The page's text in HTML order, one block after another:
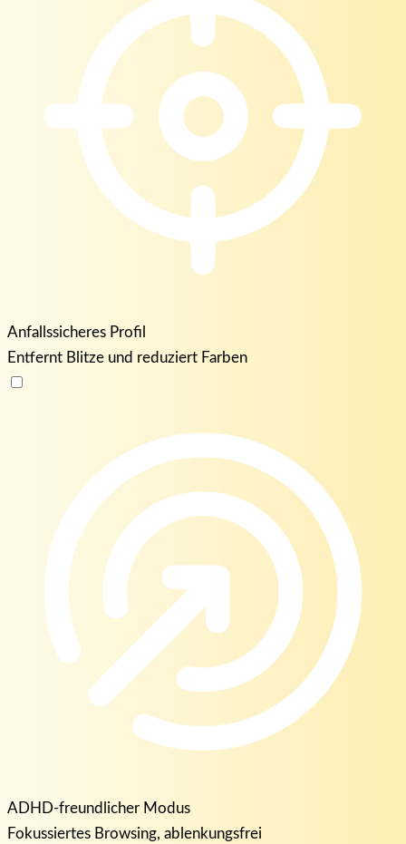
Anfallssicheres Profil
Entfernt Blitze und reduziert Farben
ADHD-freundlicher Modus
Fokussiertes Browsing, ablenkungsfrei